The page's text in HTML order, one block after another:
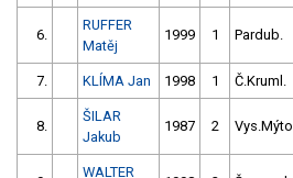
6.
RUFFER
Matěj
1999 1 Pardub.
7. KLÍMA Jan 1998 1 Č.Kruml.
8.
ŠILAR
Jakub
1987 2 Vys.Mýto
WALTER